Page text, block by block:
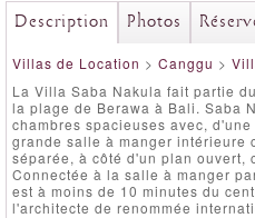
Description Photos
Villas de Location > Canggu >
La Villa Saba Nakula fait partie
la plage de Berawa à Bali. Saba
chambres spacieuses avec,
grande salle à manger intérieure
séparée, à côté d'un plan
Connectée à la salle à manger
est à moins de 10 minutes du
l'architecte de renommée